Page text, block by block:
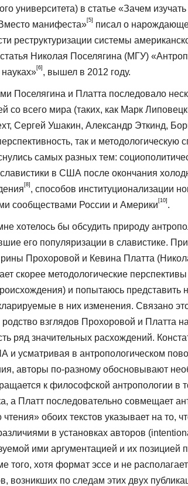
университета) в статье «Зачем
манифеста»[5]
писал о
реструктуризации системы
Николая Поселягина (МГУ)
[6] , вышел в 2012 году.
Поселягина и Платта последовало
со всего мира (таких, как Марк
Сергей Ушакин, Алек­сандр Эткинд,
так и методологическую
самых разных тем:
в США после окончания
[8] , способов институционализации
сообществами России и Америки[10] .
хотелось бы обсудить природу
его популяризации в славистике.
Прохоровой и Кевина Платта
скорее методологические
и попытаюсь представить
в них изменения. Связано
взглядов Прохоровой и Платта
ряд значительных расхождений.
и усматривая в антропологическом
авторы по-разному об­основывают
к фило­софской антропологии в
а Платт последовательно совмещает
чтения» обоих текстов указывает на то,
в установках авторов
ими аргументацией и их по­зицией
того, хотя фор­мат эссе и не
воз­никших по следам этих двух